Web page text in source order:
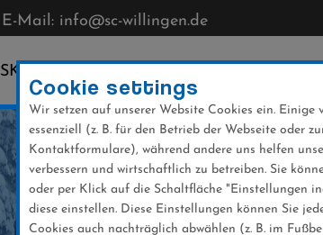
E-Mail: info@sc-willingen.de
SKI-CLUB
Cookie settings
Wir setzen auf unserer Website Cookies ein. Einige
essenziell (z. B. für den Betrieb der Webseite oder
Kontaktformulare), während andere uns helfen
verbessern und wirtschaftlich zu betreiben. Sie
oder per Klick auf die Schaltfläche "Einstellungen
diese einstellen. Diese Einstellungen können Sie
Cookies auch nachträglich abwählen (z. B. im